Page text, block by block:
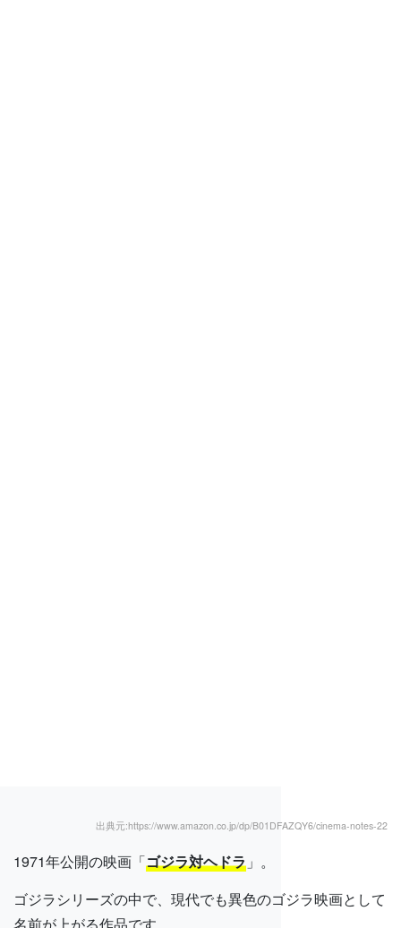
出典元:https://www.amazon.co.jp/dp/B01DFAZQY6/cinema-notes-22
1971年公開の映画「ゴジラ対ヘドラ 」。
ゴジラシリーズの中で、現代でも異色のゴジラ映画として